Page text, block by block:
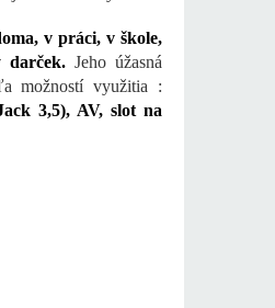
v práci, v škole,
darček. Jeho úžasná
možností využitia :
3,5), AV, slot na